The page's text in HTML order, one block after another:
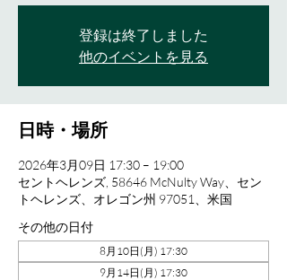
登録は終了しました
他のイベントを見る
日時・場所
2026年3月09日 17:30 – 19:00
セントヘレンズ, 58646 McNulty Way、セン
トヘレンズ、オレゴン州 97051、米国
その他の日付
8月10日(月) 17:30
9月14日(月) 17:30